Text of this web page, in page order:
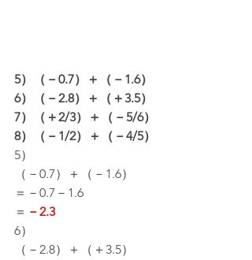
5）（－0.7）＋（－1.6）
6）（－2.8）＋（＋3.5）
7）（＋2/3）＋（－5/6）
8）（－1/2）＋（－4/5）
5）
（－0.7）＋（－1.6）
＝－0.7－1.6
＝ －2.3
6）
（－2.8）＋（＋3.5）